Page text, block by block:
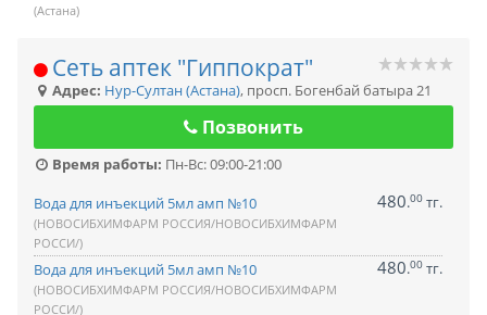
(Астана)
Сеть аптек "Гиппократ"
Адрес: Нур-Султан (Астана), просп. Богенбай батыра 21
Позвонить
Время работы: Пн-Вс: 09:00-21:00
Вода для инъекций 5мл амп №10
(НОВОСИБХИМФАРМ РОССИЯ/НОВОСИБХИМФАРМ
РОССИ/)
480.00 тг.
Вода для инъекций 5мл амп №10
(НОВОСИБХИМФАРМ РОССИЯ/НОВОСИБХИМФАРМ
РОССИ/)
480.00 тг.